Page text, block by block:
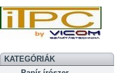
KATEGÓRIÁK